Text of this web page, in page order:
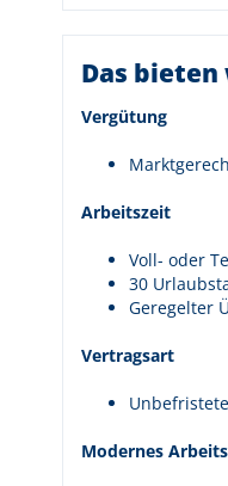
Das
Vergütung
Arbeitszeit
Voll- oder
30
Geregelter
Vertragsart
Modernes